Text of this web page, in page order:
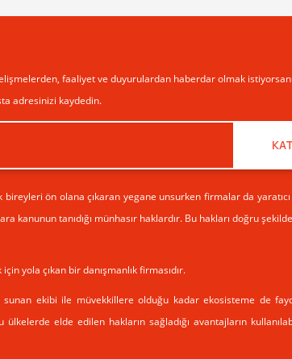
faaliyet ve duyurulardan haberdar olmak
adresinizi kaydedin.
ön olana çıkaran yegane unsurken firmalar da
tanıdığı münhasır haklardır. Bu hakları doğru
yola çıkan bir danışmanlık firmasıdır.
ekibi ile müvekkillere olduğu kadar ekosisteme de
elde edilen hakların sağladığı avantajların